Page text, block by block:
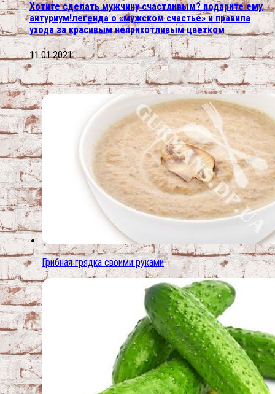
Хотите сделать мужчину счастливым? подарите ему
антуриум!легенда о «мужском счастье» и правила
ухода за красивым неприхотливым цветком
11.01.2021
Грибная грядка своими руками